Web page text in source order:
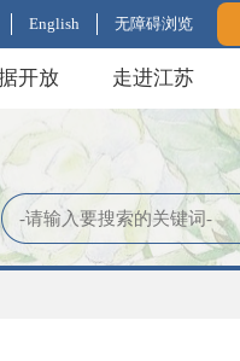
English 无障碍浏览
开放 走进江苏